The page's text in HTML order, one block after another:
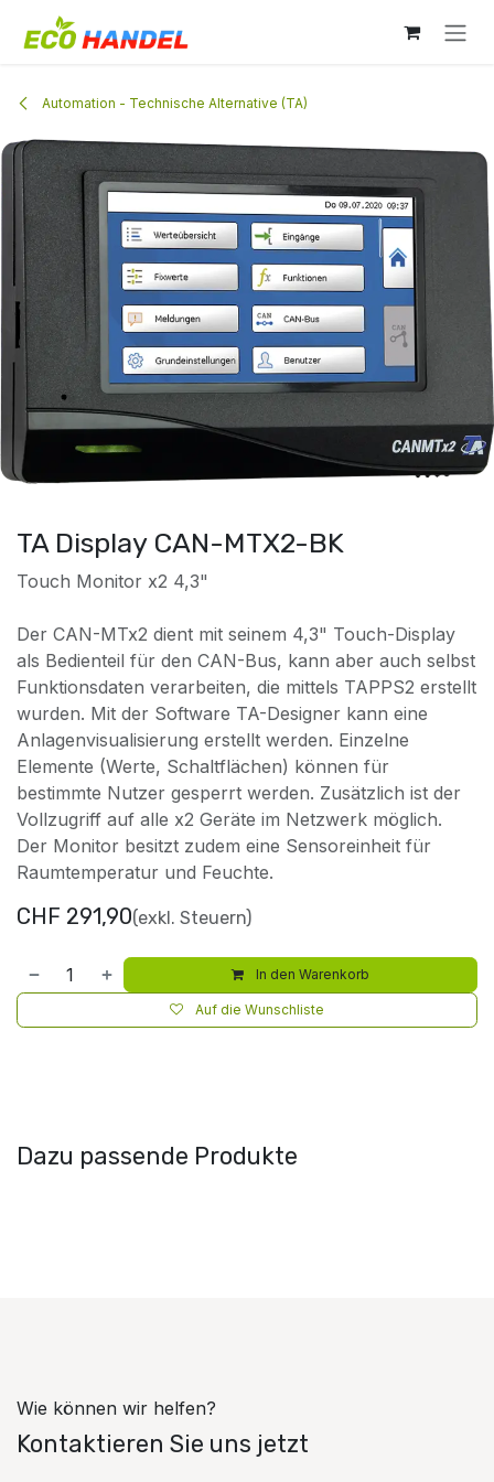
Automation - Technische Alternative (TA)
TA Display CAN-MTX2-BK
Touch Monitor x2 4,3"
Der CAN-MTx2 dient mit seinem 4,3" Touch-Display
als Bedienteil für den CAN-Bus, kann aber auch selbst
Funktionsdaten verarbeiten, die mittels TAPPS2 erstellt
wurden. Mit der Software TA-Designer kann eine
Anlagenvisualisierung erstellt werden. Einzelne
Elemente (Werte, Schaltflächen) können für
bestimmte Nutzer gesperrt werden. Zusätzlich ist der
Vollzugriff auf alle x2 Geräte im Netzwerk möglich.
Der Monitor besitzt zudem eine Sensoreinheit für
Raumtemperatur und Feuchte.
CHF 291,90(exkl. Steuern)
In den Warenkorb
Auf die Wunschliste
Dazu passende Produkte
Wie können wir helfen?
Kontaktieren Sie uns jetzt